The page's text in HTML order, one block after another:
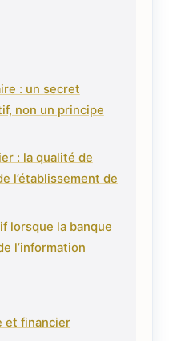
: un secret
non un principe
: la qualité de
l’établissement de
lorsque la banque
l’information
et financier